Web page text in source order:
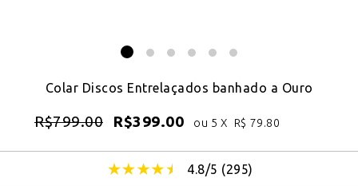
Colar Discos Entrelaçados banhado a Ouro
R$799.00 R$399.00 ou 5 X R$ 79.80
4.8/5 (295)